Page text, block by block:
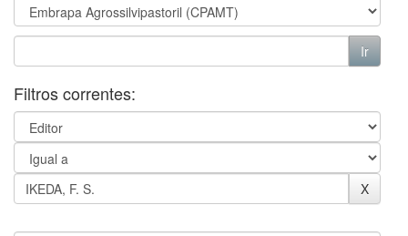
Filtros correntes: